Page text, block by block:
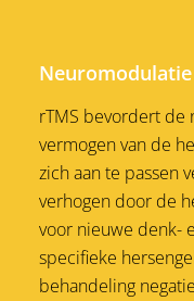
Neuromodulatie
rTMS bevordert de
vermogen van de
zich aan te passen
verhogen door de
voor nieuwe denk-
specifieke
behandeling